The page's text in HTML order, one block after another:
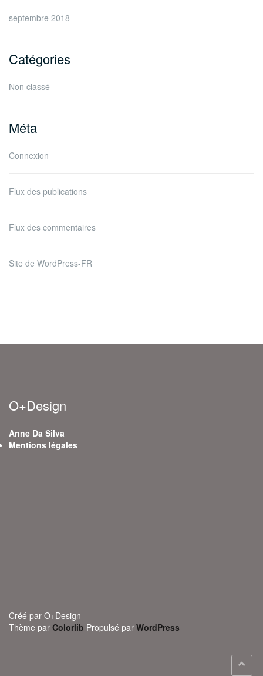
septembre 2018
Catégories
Non classé
Méta
Connexion
Flux des publications
Flux des commentaires
Site de WordPress-FR
O+Design
Anne Da Silva
Mentions légales
Créé par O+Design
Thème par Colorlib Propulsé par WordPress